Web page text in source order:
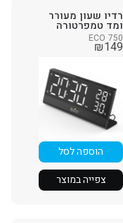
רדיו שעון מעורר
ומד טמפרטורה
ECO 750
₪149
הוספה לסל
צפייה במוצר